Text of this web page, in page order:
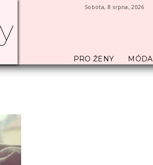
Sobota, 8 srpna, 2026
PRO ŽENY MÓDA